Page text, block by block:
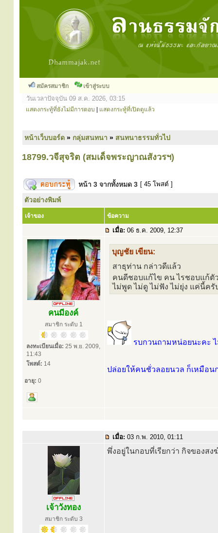
สมัครสมาชิก เข้าสู่ระบบ
วันเวลาปัจจุบัน 09 ส.ค. 2026, 03:15
แสดงกระทู้ที่ยังไม่มีการตอบ แสดงกระทู้ที่เปิดดูแล้ว
หน้าเว็บบอร์ด » กลุ่มสนทนา » สนทนาธรรมทั่วไป
18799.วจีสุจริต (สมเด็จพระญาณสังวรฯ)
หน้า 3 จากทั้งหมด 3 [ 45 โพสต์ ]
ตัวอย่างพิมพ์
เจ้าของ ข้อความ
เมื่อ: 06 ธ.ค. 2009, 12:37
คนมีองค์
สมาชิก ระดับ 1
ลงทะเบียนเมื่อ: 25 พ.ย. 2009,
11:43
โพสต์: 14
อายุ: 0
บุญชัย เขียน:
สาธุท่าน กล่าวดีแล้ว
คนดีชอบแก้ไข คน ไรชอบแก้ตั
ไม่พูด ไม่ดู ไม่ฟัง ไม่ยุ่ง แค่นี้ครั
รบกวนถามหน่อยนะคะ ไ
ปล่อยให้คนชั่วลอยนวล ก็เหมือ
เมื่อ: 03 ก.พ. 2010, 01:11
เจ้าวังทอง
สมาชิก ระดับ 3
พึ่งอยู่ในกอบที่เรียกว่า กิจของสง